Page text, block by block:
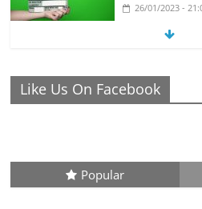
26/01/2023 -
Ronaldo Istiqomah di Al Nassr,
Super Arab, Messi Diprediksi
Dapat Jutaan
Foto
Like Us On Facebook
Popular